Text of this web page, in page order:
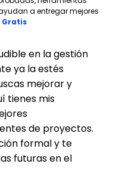
a entregar mejores
GratisOpens new window
en la gestión
ya la estés
mejorar y
tienes mis
de proyectos.
formal y te
futuras en el